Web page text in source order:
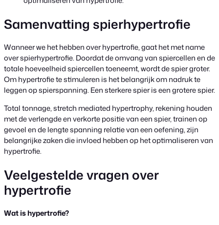
Samenvatting spierhypertrofie
Wanneer we het hebben over hypertrofie, gaat het met name
over spierhypertrofie. Doordat de omvang van spiercellen en de
totale hoeveelheid spiercellen toeneemt, wordt de spier groter.
Om hypertrofie te stimuleren is het belangrijk om nadruk te
leggen op spierspanning. Een sterkere spier is een grotere spier.
Total tonnage, stretch mediated hypertrophy, rekening houden
met de verlengde en verkorte positie van een spier, trainen op
gevoel en de lengte spanning relatie van een oefening, zijn
belangrijke zaken die invloed hebben op het optimaliseren van
hypertrofie.
Veelgestelde vragen over
hypertrofie
Wat is hypertrofie?